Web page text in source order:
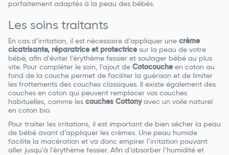
parfaitement adaptés à la peau des bébés.
Les soins traitants
En cas d’irritation, il est nécessaire d’appliquer une crème
cicatrisante, réparatrice et protectricesur la peau de votre
bébé, afin d’éviter l’érythème fessier et soulager bébé au plus
vite. Pour compléter le soin, l’ajout de Cotocoucheen coton au
fond de la couche permet de faciliter la guérison et de limiter
les frottements des couches classiques. Il existe également des
couches en coton qui peuvent remplacer vos couches
habituelles, comme les couches Cottonyavec un voile naturel
en coton bio.
Pour traiter les irritations, il est important de bien sécher la peau
de bébé avant d’appliquer les crèmes. Une peau humide
facilite la macération et va donc empirer l’irritation pouvant
aller jusqu’à l’érythème fessier. Afin d’absorber l’humidité et